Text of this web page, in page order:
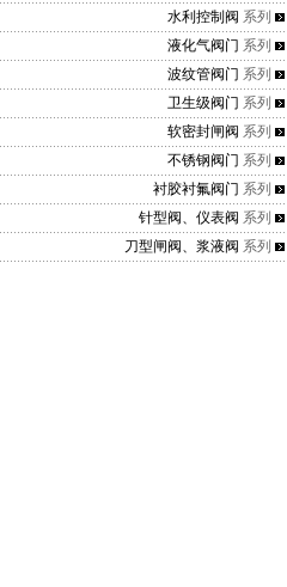
水利控制阀 系列
液化气阀门 系列
波纹管阀门 系列
卫生级阀门 系列
软密封闸阀 系列
不锈钢阀门 系列
衬胶衬氟阀门 系列
针型阀、仪表阀 系列
刀型闸阀、浆液阀 系列